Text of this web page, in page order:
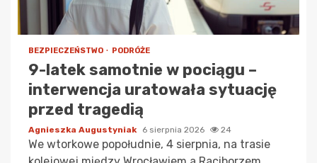
BEZPIECZEŃSTWO PODRÓŻE
9-latek samotnie w pociągu –
interwencja uratowała sytuację
przed tragedią
Agnieszka Augustyniak 6 sierpnia 2026 24
We wtorkowe popołudnie, 4 sierpnia, na trasie